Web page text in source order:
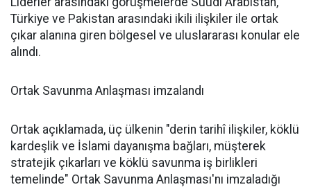
Türkiye ve Pakistan arasındaki ikili ilişkiler ile ortak
çıkar alanına giren bölgesel ve uluslararası konular ele
alındı.
Ortak Savunma Anlaşması imzalandı
Ortak açıklamada, üç ülkenin "derin tarihî ilişkiler, köklü
kardeşlik ve İslami dayanışma bağları, müşterek
stratejik çıkarları ve köklü savunma iş birlikleri
temelinde" Ortak Savunma Anlaşması'nı imzaladığı